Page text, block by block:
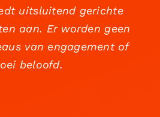
uitsluitend gerichte
aan. Er worden geen
van engagement of
beloofd.